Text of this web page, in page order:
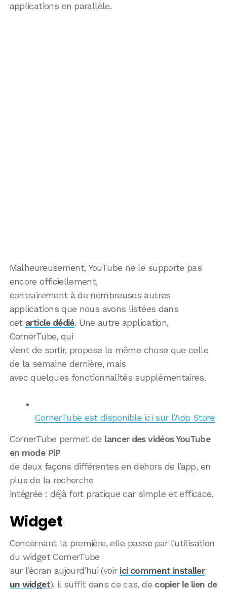
applications en parallèle.
Malheureusement, YouTube ne le supporte pas
encore officiellement,
contrairement à de nombreuses autres
applications que nous avons listées dans
cet article dédié. Une autre application,
CornerTube, qui
vient de sortir, propose la même chose que celle
de la semaine dernière, mais
avec quelques fonctionnalités supplémentaires.
CornerTube est disponible ici sur l’App Store
CornerTube permet de lancer des vidéos YouTube
en mode PiP
de deux façons différentes en dehors de l’app, en
plus de la recherche
intégrée : déjà fort pratique car simple et efficace.
Widget
Concernant la première, elle passe par l’utilisation
du widget CornerTube
sur l’écran aujourd’hui (voir ici comment installer
un widget). il suffit dans ce cas, de copier le lien de